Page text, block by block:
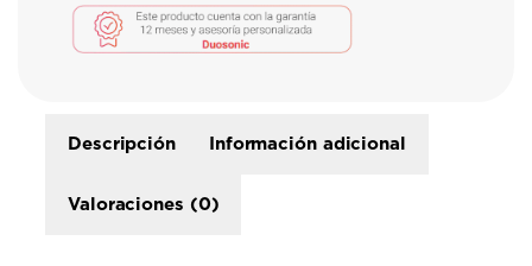
Descripción Información adicional
Valoraciones (0)